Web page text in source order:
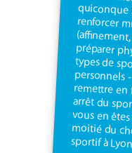
sportif à Lyon